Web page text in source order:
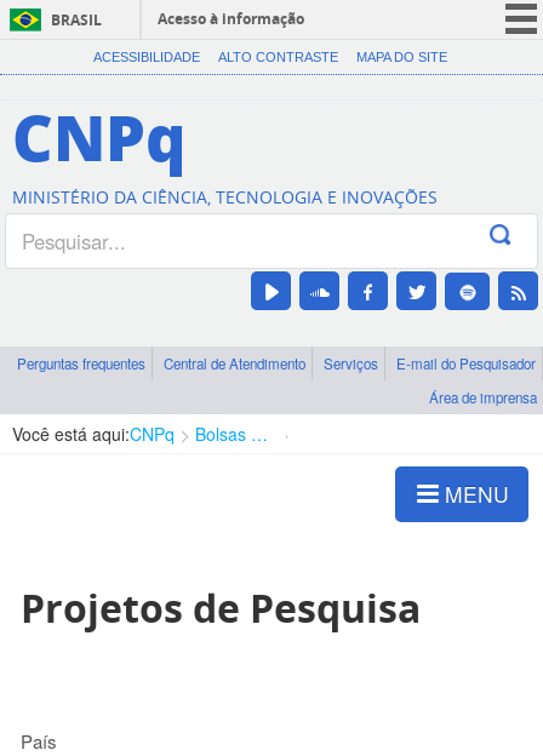
BRASIL
Acesso à informação
CORONAVÍRUS (COVID-19)
Canais
ACESSIBILIDADE ALTO CONTRASTE MAPA DO SITE
CNPq
MINISTÉRIO DA CIÊNCIA, TECNOLOGIA E INOVAÇÕES
Perguntas frequentes Central de Atendimento Serviços
E-mail do Pesquisador
Área de imprensa
Você está aqui:CNPq Bolsas e Auxílios Vigentes
MENU
Projetos de Pesquisa
País